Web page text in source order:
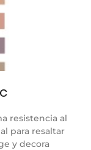
resistencia al
para resaltar
y decora